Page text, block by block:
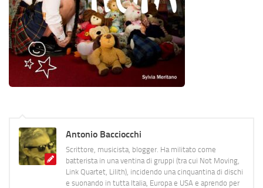
Antonio Bacciocchi
Scrittore, musicista, blogger. Ha militato come
batterista in una ventina di gruppi (tra cui Not Moving,
Link Quartet, Lilith), incidendo una cinquantina di dischi
e suonando in tutta Italia, Europa e USA e aprendo per